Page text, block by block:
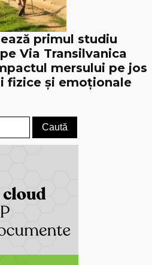
primul studiu
Via Transilvanica
mersului pe jos
fizice și emoționale